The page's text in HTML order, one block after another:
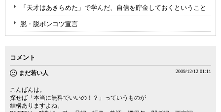
「天才はあきらめた」で学んだ、自信を貯金しておくということ
脱・脱ポンコツ宣言
コメント
まだ若い人 2009/12/12 01:11
こんばんは。
探せば「本当に無料でいいの！？」っていうものが
結構ありますよね。